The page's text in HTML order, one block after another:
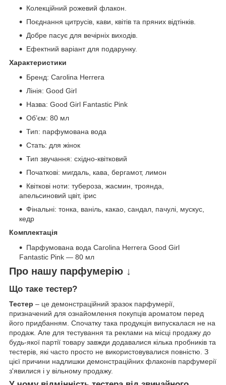
Колекційний рожевий флакон.
Поєднання цитрусів, кави, квітів та пряних відтінків.
Добре пасує для вечірніх виходів.
Ефектний варіант для подарунку.
Характеристики
Бренд: Carolina Herrera
Лінія: Good Girl
Назва: Good Girl Fantastic Pink
Об’єм: 80 мл
Тип: парфумована вода
Стать: для жінок
Тип звучання: східно-квітковий
Початкові: мигдаль, кава, бергамот, лимон
Квіткові ноти: тубероза, жасмин, троянда,
апельсиновий цвіт, ірис
Фінальні: тонка, ваніль, какао, сандал, пачулі, мускус,
кедр
Комплектація
Парфумована вода Carolina Herrera Good Girl
Fantastic Pink — 80 мл
Про нашу парфумерію ↓
Що таке тестер?
Тестер – це демонстраційний зразок парфумерії,
призначений для ознайомлення покупців ароматом перед
його придбанням. Спочатку така продукція випускалася не на
продаж. Але для тестування та реклами на місці продажу до
будь-якої партії товару завжди додавалися кілька пробників та
тестерів, які часто просто не використовувалися повністю. З
цієї причини надлишки демонстраційних флаконів парфумерії
з'явилися і у вільному продажу.